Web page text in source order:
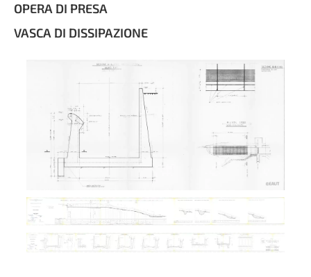
OPERA DI PRESA
VASCA DI DISSIPAZIONE